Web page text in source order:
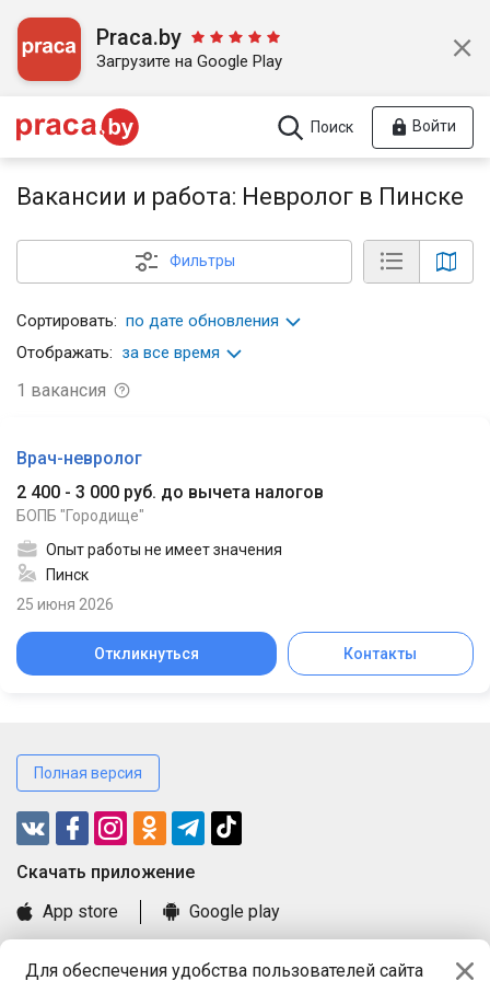
Для обеспечения удобства пользователей сайта
Praca.by
Загрузите на Google Play
Поиск Войти
Вакансии и работа: Невролог в Пинске
Фильтры
Сортировать: по дате обновления
Отображать: за все время
1 вакансия
Врач-невролог
2 400 - 3 000 руб. до вычета налогов
БОПБ "Городище"
Опыт работы не имеет значения
Пинск
25 июня 2026
Откликнуться Контакты
Полная версия
Cкачать приложение
App store
Google play